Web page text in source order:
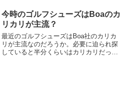
今時のゴルフシューズはBoaのカ
リカリが主流？
最近のゴルフシューズはBoa社のカリカ
リが主流なのだろうか。必要に迫られ探
していると半分くらいはカリカリだっ